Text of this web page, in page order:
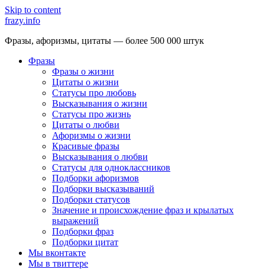
Skip to content
frazy.info
Фразы, афоризмы, цитаты — более 500 000 штук
Фразы
Фразы о жизни
Цитаты о жизни
Статусы про любовь
Высказывания о жизни
Статусы про жизнь
Цитаты о любви
Афоризмы о жизни
Красивые фразы
Высказывания о любви
Статусы для одноклассников
Подборки афоризмов
Подборки высказываний
Подборки статусов
Значение и происхождение фраз и крылатых
выражений
Подборки фраз
Подборки цитат
Мы вконтакте
Мы в твиттере